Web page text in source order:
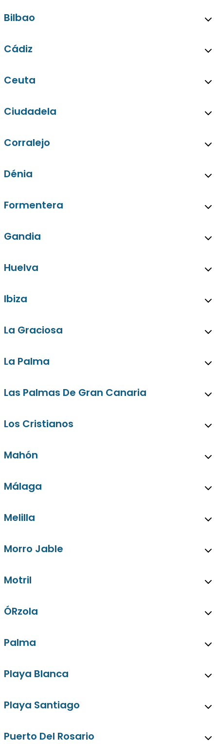
Bilbao
Cádiz
Ceuta
Ciudadela
Corralejo
Dénia
Formentera
Gandia
Huelva
Ibiza
La Graciosa
La Palma
Las Palmas De Gran Canaria
Los Cristianos
Mahón
Málaga
Melilla
Morro Jable
Motril
ÓRzola
Palma
Playa Blanca
Playa Santiago
Puerto Del Rosario